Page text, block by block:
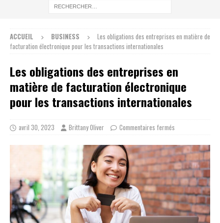
ACCUEIL BUSINESS
Les obligations des entreprises en matière de
facturation électronique pour les transactions internationales
Les obligations des entreprises en
matière de facturation électronique
pour les transactions internationales
avril 30, 2023 Brittany Oliver Commentaires fermés